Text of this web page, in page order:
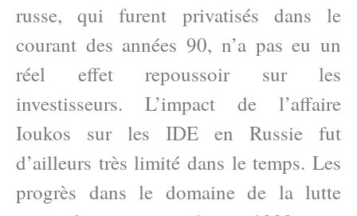
russe, qui furent privatisés dans le
courant des années 90, n’a pas eu un
réel effet repoussoir sur les
investisseurs. L’impact de l’affaire
Ioukos sur les IDE en Russie fut
d’ailleurs très limité dans le temps. Les
progrès dans le domaine de la lutte